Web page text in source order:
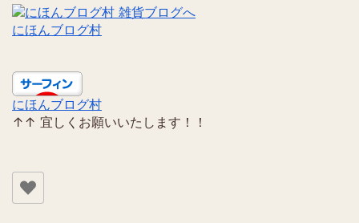
にほんブログ村
にほんブログ村
↑↑ 宜しくお願いいたします！！